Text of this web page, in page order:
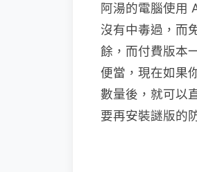
阿湯的電腦使用
沒有中毒過，而
餘，而付費版本
便當，現在如果
數量後，就可以
要再安裝謎版的